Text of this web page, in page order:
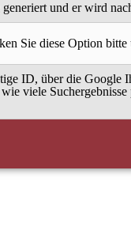
und er wird
Sie diese Option
ID, über die Google
viele